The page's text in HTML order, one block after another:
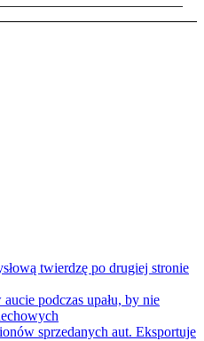
twierdzę po drugiej stronie
podczas upału, by nie
sprzedanych aut. Eksportuje